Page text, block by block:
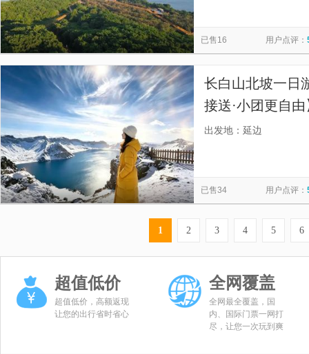
已售16 用户点评：
长白山北坡一日
接送·小团更自
门接送，为客人
出发地：延边
已售34 用户点评：
1 2 3 4 5 6
超值低价
超值低价，高额返现
让您的出行省时省心
全网覆盖
全网最全覆盖，国
内、国际门票一网打
尽，让您一次玩到爽